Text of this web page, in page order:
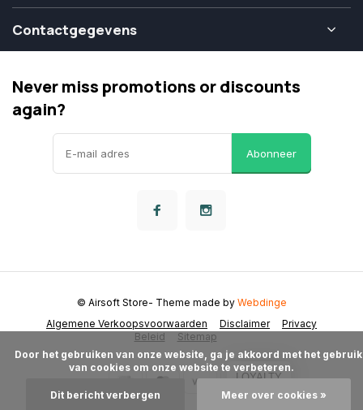
Contactgegevens
Never miss promotions or discounts
again?
Abonneer
Algemene Verkoopsvoorwaarden Disclaimer
Privacy
Beleid
Sitemap
© Airsoft Store- Theme made by Webdinge
van cookies om onze website te verbeteren.
Dit bericht verbergen Meer over cookies »
LOYALTY